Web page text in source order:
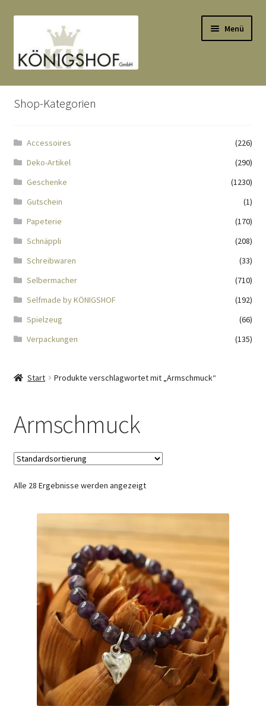
Navigation
springen
springen
Menü
Start
Anlässe
Datenauszug
Echtheit von Bewertungen
Impressum
Kasse
KÖNIGSHOF-Lädeli
Kontaktformular
Kunden-/Mitarbeitergeschenke
Ladies-Night
Nähtag
Saferpay Checkout
Twint – QR-Code KÖNIGSHOF
Shop-Kategorien
Accessoires
(226)
Deko-Artikel
(290)
Geschenke
(1230)
Gutschein
(1)
Papeterie
(170)
Schnäppli
(208)
Schreibwaren
(33)
Selbermacher
(710)
Selfmade by KÖNIGSHOF
(192)
Spielzeug
(66)
Verpackungen
(135)
Start Produkte verschlagwortet mit „Armschmuck“
Armschmuck
Alle 28 Ergebnisse werden angezeigt